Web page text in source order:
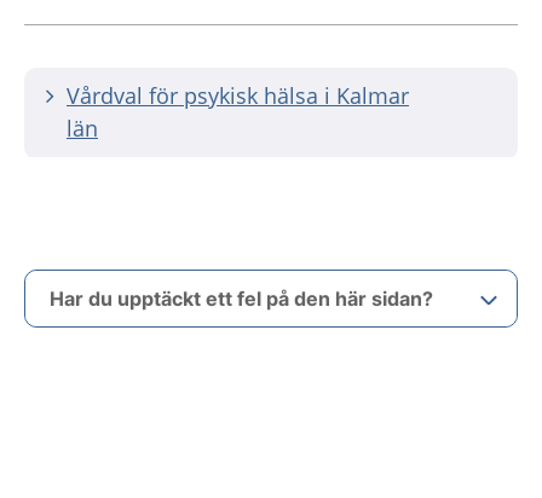
Vårdval för psykisk hälsa i Kalmar
län
Har du upptäckt ett fel på den här sidan?